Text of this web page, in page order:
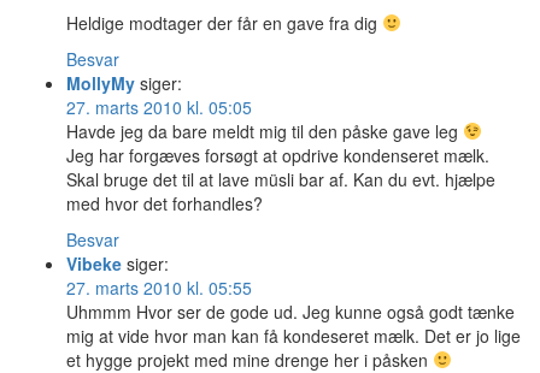
Heldige modtager der får en gave fra dig
Besvar
MollyMy siger:
27. marts 2010 kl. 05:05
Havde jeg da bare meldt mig til den påske gave leg
Jeg har forgæves forsøgt at opdrive kondenseret mælk.
Skal bruge det til at lave müsli bar af. Kan du evt. hjælpe
med hvor det forhandles?
Besvar
Vibeke siger:
27. marts 2010 kl. 05:55
Uhmmm Hvor ser de gode ud. Jeg kunne også godt tænke
mig at vide hvor man kan få kondeseret mælk. Det er jo lige
et hygge projekt med mine drenge her i påsken